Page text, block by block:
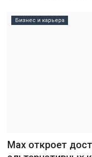
Бизнес и карьера
Max откроет